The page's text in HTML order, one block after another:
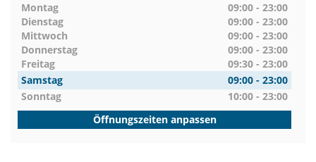
Montag
09:00 - 23:00
Dienstag
09:00 - 23:00
Mittwoch
09:00 - 23:00
Donnerstag
09:00 - 23:00
Freitag
09:30 - 23:00
Samstag
09:00 - 23:00
Sonntag
10:00 - 23:00
Öffnungszeiten anpassen